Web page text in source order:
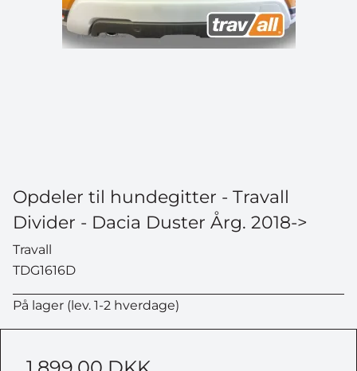
Opdeler til hundegitter - Travall
Divider - Dacia Duster Årg. 2018->
Travall
TDG1616D
På lager (lev. 1-2 hverdage)